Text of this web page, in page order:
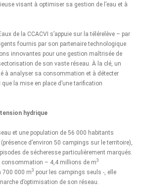
visant à optimiser sa gestion de l’eau et à
de la CCACVI s’appuie sur la télérelève – par
fournis par son partenaire technologique
innovantes pour une gestion maîtrisée de
de son vaste réseau. À la clé, un
à analyser sa consommation et à détecter
la mise en place d’une tarification
hydrique
et une population de 56 000 habitants
d’environ 50 campings sur le territoire),
de sécheresse particulièrement marqués.
consommation – 4,4 millions de m3
700 000 m3 pour les campings seuls -, elle
d’optimisation de son réseau.